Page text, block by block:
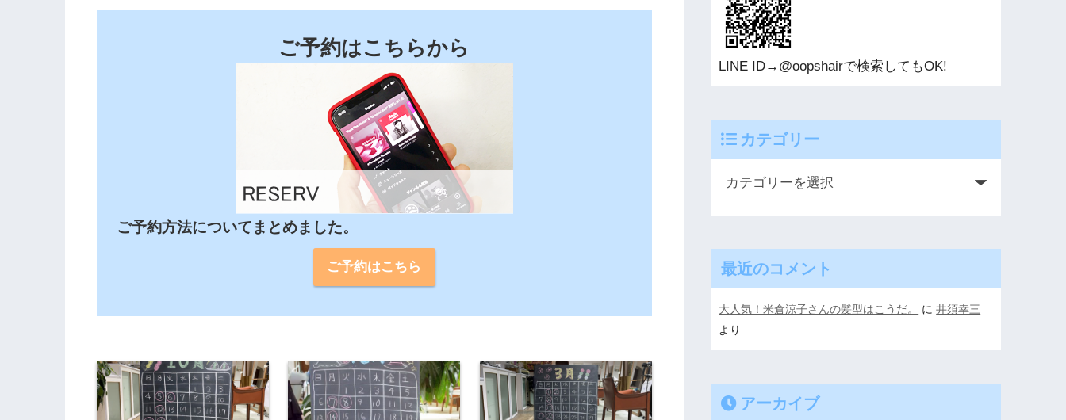
ご予約はこちらから
ご予約方法についてまとめました。
ご予約はこちら
LINE ID→@oopshairで検索してもOK!
カテゴリー
最近のコメント
大人気！米倉涼子さんの髪型はこうだ。 に井須幸三
より
アーカイブ